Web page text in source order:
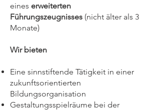
eines erweiterten
Führungszeugnisses (nicht älter als 3
Monate)
Wir bieten
Eine sinnstiftende Tätigkeit in einer
zukunftsorientierten
Bildungsorganisation
Gestaltungsspielräume bei der